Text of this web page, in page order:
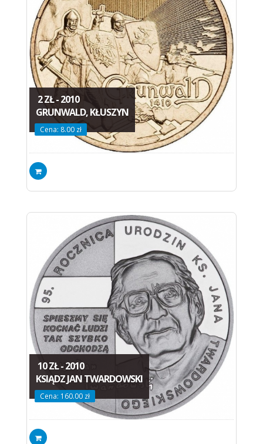
2 ZŁ - 2010
GRUNWALD, KŁUSZYN
Cena: 8.00 zł
10 ZŁ - 2010
KSIĄDZ JAN TWARDOWSKI
Cena: 160.00 zł